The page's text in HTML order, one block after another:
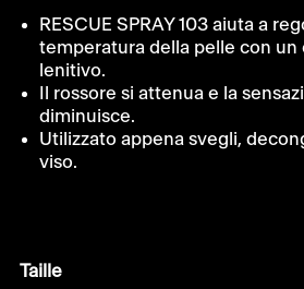
RESCUE SPRAY 103 aiuta a
temperatura della pelle con
lenitivo.
Il rossore si attenua e la
diminuisce.
Utilizzato appena svegli,
viso.
Taille